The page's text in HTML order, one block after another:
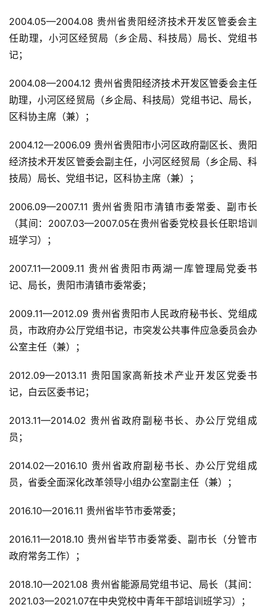
首
公
深
人
物
酒
观
活
动
注册
2004.05—2004.08 贵州省贵阳经济技术开发区管委会主
任助理，小河区经贸局（乡企局、科技局）局长、党组书
记；
2004.08—2004.12 贵州省贵阳经济技术开发区管委会主任
助理，小河区经贸局（乡企局、科技局）党组书记、局长，
区科协主席（兼）；
2004.12—2006.09 贵州省贵阳市小河区政府副区长、贵阳
经济技术开发区管委会副主任，小河区经贸局（乡企局、科
技局）局长、党组书记，区科协主席（兼）；
2006.09—2007.11 贵州省贵阳市清镇市委常委、副市长
（其间：2007.03—2007.05在贵州省委党校县长任职培训
班学习）；
2007.11—2009.11 贵州省贵阳市两湖一库管理局党委书
记、局长，贵阳市清镇市委常委；
2009.11—2012.09 贵州省贵阳市人民政府秘书长、党组成
员，市政府办公厅党组书记，市突发公共事件应急委员会办
公室主任（兼）；
2012.09—2013.11 贵阳国家高新技术产业开发区党委书
记，白云区委书记；
2013.11—2014.02 贵州省政府副秘书长、办公厅党组成
员；
2014.02—2016.10 贵州省政府副秘书长、办公厅党组成
员，省委全面深化改革领导小组办公室副主任（兼）；
2016.10—2016.11 贵州省毕节市委常委；
2016.11—2018.10 贵州省毕节市委常委、副市长（分管市
政府常务工作）；
2018.10—2021.08 贵州省能源局党组书记、局长（其间：
2021.03—2021.07在中央党校中青年干部培训班学习）；